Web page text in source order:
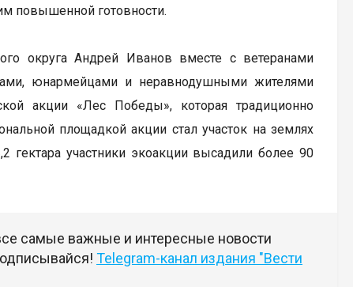
повышенной готовности.
округа Андрей Иванов вместе с ветеранами
юнармейцами и неравнодушными жителями
акции «Лес Победы», которая традиционно
площадкой акции стал участок на землях
участники экоакции высадили более 90
самые важные и интересные новости
Telegram-канал издания "Вести